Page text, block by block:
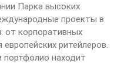
Парка высоких
проекты в
от корпоративных
ритейлеров.
портфолио находит